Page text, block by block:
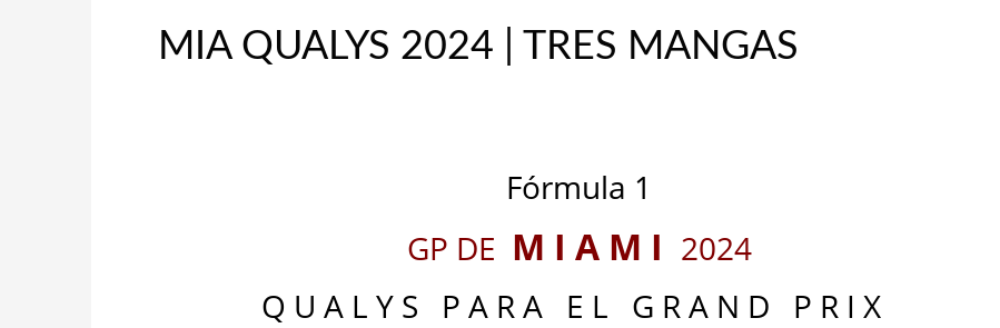
MIA QUALYS 2024 | TRES MANGAS
Fórmula 1
GP DE M I A M I 2024
Q U A L Y S P A R A E L G R A N D P R I X